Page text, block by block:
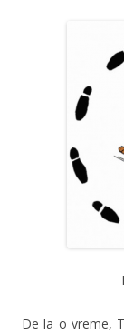
De la o vreme,